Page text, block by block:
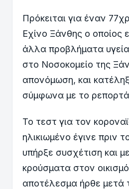
Πρόκειται για έναν
Εχίνο Ξάνθης ο οποίος
άλλα προβλήματα
στο Νοσοκομείο της
απονόμωση, και
σύμφωνα με το
Το τεστ για τον
ηλικιωμένο έγινε πριν
υπήρξε συσχέτιση και
κρούσματα στον
αποτέλεσμα ήρθε μετά